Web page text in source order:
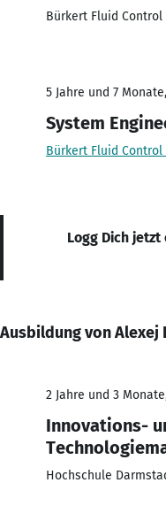
Bürkert Fluid Control
5 Jahre und 7
System
Bürkert Fluid Control
Logg Dich
Ausbildung von Alexej
2 Jahre und 3
Innovations-
Hochschule